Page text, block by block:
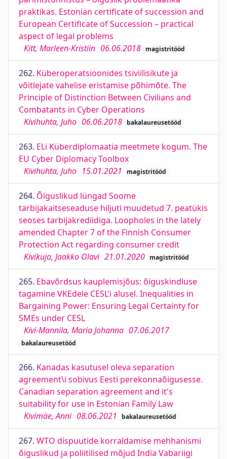
praktikas. Estonian certificate of succession and
European Certificate of Succession – practical
aspect of legal problems
Kitt, Marleen-Kristiin 06.06.2018 magistritööd
262. Küberoperatsioonides tsiviilisikute ja
võitlejate vahelise eristamise põhimõte. The
Principle of Distinction Between Civilians and
Combatants in Cyber Operations
Kivihuhta, Juho 06.06.2018 bakalaureusetööd
263. ELi Küberdiplomaatia meetmete kogum. The
EU Cyber Diplomacy Toolbox
Kivihuhta, Juho 15.01.2021 magistritööd
264. Õiguslikud lüngad Soome
tarbijakaitseseaduse hiljuti muudetud 7. peatükis
seoses tarbijakrediidiga. Loopholes in the lately
amended Chapter 7 of the Finnish Consumer
Protection Act regarding consumer credit
Kivikuja, Jaakko Olavi 21.01.2020 magistritööd
265. Ebavõrdsus kauplemisjõus: õiguskindluse
tagamine VKEdele CESL’i alusel. Inequalities in
Bargaining Power: Ensuring Legal Certainty for
SMEs under CESL
Kivi-Mannila, Maria Johanna 07.06.2017
bakalaureusetööd
266. Kanadas kasutusel oleva separation
agreement\i sobivus Eesti perekonnaõigusesse.
Canadian separation agreement and it's
suitability for use in Estonian Family Law
Kivimäe, Anni 08.06.2021 bakalaureusetööd
267. WTO dispuutide korraldamise mehhanismi
õiguslikud ja poliitilised mõjud India Vabariigi